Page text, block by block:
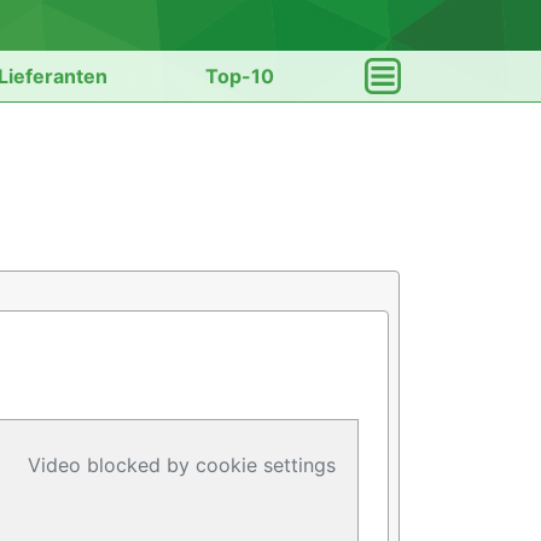
Top-10
Video blocked by cookie settings